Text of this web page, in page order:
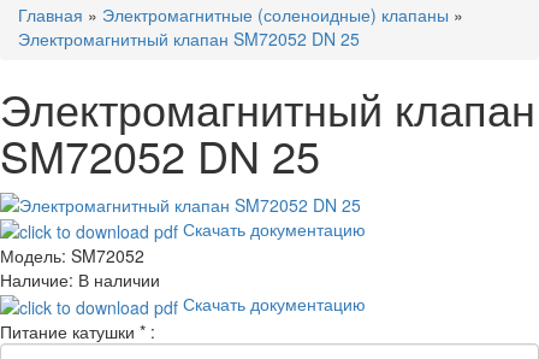
Главная » Электромагнитные (соленоидные) клапаны »
Электромагнитный клапан SM72052 DN 25
Электромагнитный клапан
SM72052 DN 25
Скачать документацию
Модель: SM72052
Наличие: В наличии
Скачать документацию
Питание катушки * :